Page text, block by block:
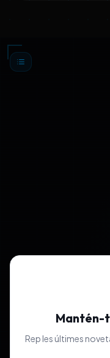
Mantén-
Rep les últimes